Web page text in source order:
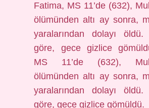
Fatima, MS 11’de (632),
ölümünden altı ay sonra,
yaralarından dolayı öldü.
göre, gece gizlice
MS 11’de (632),
ölümünden altı ay sonra,
yaralarından dolayı öldü.
göre, gece gizlice gömüldü.